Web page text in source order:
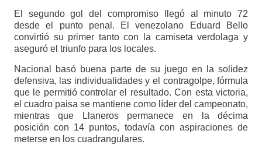
El segundo gol del compromiso llegó al minuto 72
desde el punto penal. El venezolano Eduard Bello
convirtió su primer tanto con la camiseta verdolaga y
aseguró el triunfo para los locales.
Nacional basó buena parte de su juego en la solidez
defensiva, las individualidades y el contragolpe, fórmula
que le permitió controlar el resultado. Con esta victoria,
el cuadro paisa se mantiene como líder del campeonato,
mientras que Llaneros permanece en la décima
posición con 14 puntos, todavía con aspiraciones de
meterse en los cuadrangulares.